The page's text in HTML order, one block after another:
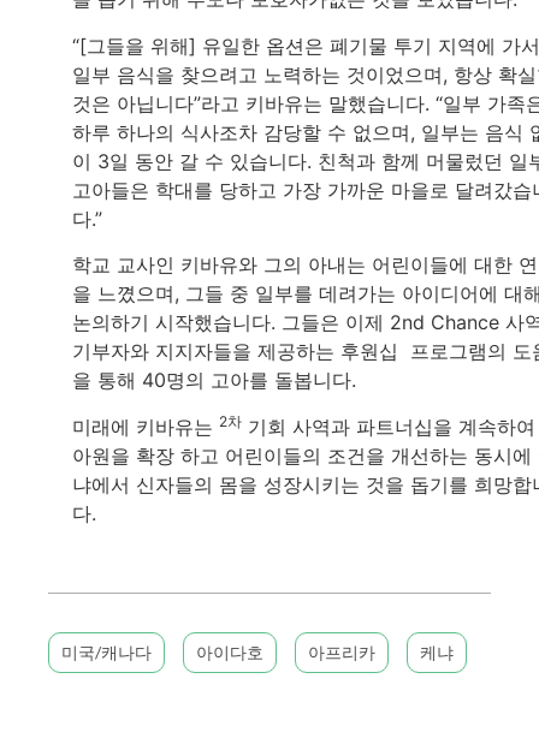
“[그들을 위해] 유일한 옵션은 폐기물 투기 지역에 가서
일부 음식을 찾으려고 노력하는 것이었으며, 항상 확
것은 아닙니다”라고 키바유는 말했습니다. “일부 가족
하루 하나의 식사조차 감당할 수 없으며, 일부는 음식
이 3일 동안 갈 수 있습니다. 친척과 함께 머물렀던 일
고아들은 학대를 당하고 가장 가까운 마을로 달려갔습
다.”
학교 교사인 키바유와 그의 아내는 어린이들에 대한
을 느꼈으며, 그들 중 일부를 데려가는 아이디어에 대
논의하기 시작했습니다. 그들은 이제 2nd Chance 사
기부자와 지지자들을 제공하는 후원십 프로그램의 도
을 통해 40명의 고아를 돌봅니다.
미래에 키바유는 2차 기회 사역과 파트너십을 계속하
아원을 확장 하고 어린이들의 조건을 개선하는 동시에
냐에서 신자들의 몸을 성장시키는 것을 돕기를 희망합
다.
미국/캐나다 아이다호 아프리카 케냐